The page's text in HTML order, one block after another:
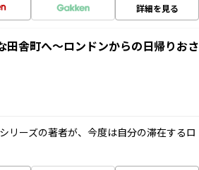
詳細を見る
舎町へ～ロンドンからの日帰りおさ
リーズの著者が、今度は自分の滞在するロ